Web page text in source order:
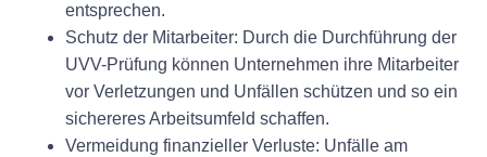
entsprechen.
Schutz der Mitarbeiter: Durch die Durchführung der
UVV-Prüfung können Unternehmen ihre Mitarbeiter
vor Verletzungen und Unfällen schützen und so ein
sichereres Arbeitsumfeld schaffen.
Vermeidung finanzieller Verluste: Unfälle am